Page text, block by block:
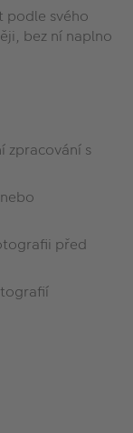
podle svého
bez ní naplno
zpracování s
před